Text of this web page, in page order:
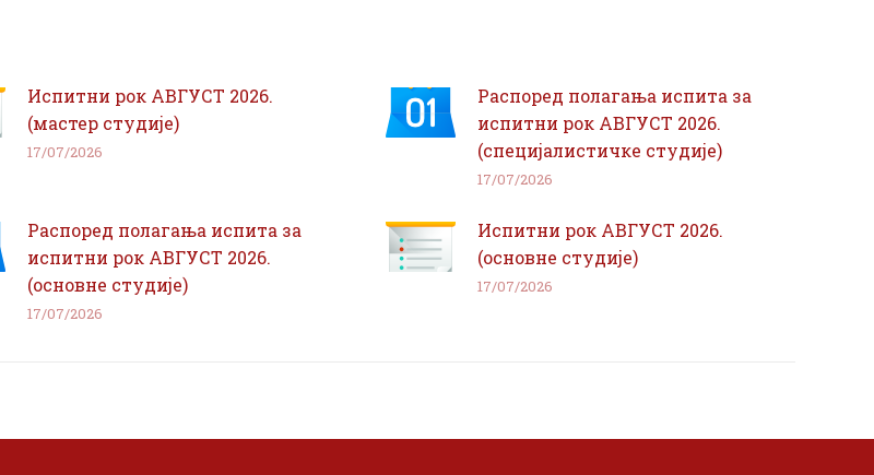
Испитни рок АВГУСТ 2026.
(мастер студије)
17/07/2026
Распоред полагања испита за
испитни рок АВГУСТ 2026.
(специјалистичке студије)
17/07/2026
Распоред полагања испита за
испитни рок АВГУСТ 2026.
(основне студије)
17/07/2026
Испитни рок АВГУСТ 2026.
(основне студије)
17/07/2026